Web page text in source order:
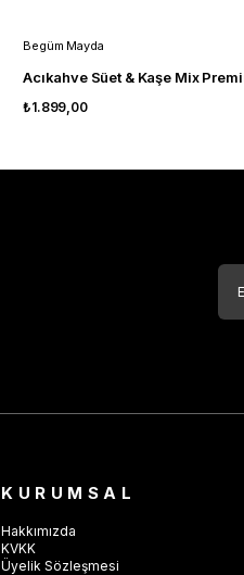
Begüm Mayda
Acıkahve Süet & Kaşe Mix
₺1.899,00
KURUMSAL
Hakkımızda
KVKK
Üyelik Sözleşmesi